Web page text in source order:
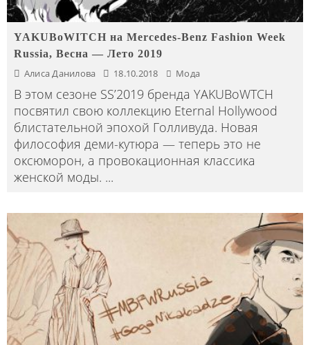
YAKUBoWITCH на Mercedes-Benz Fashion Week
Russia, Весна — Лето 2019
Алиса Данилова 18.10.2018 Мода
В этом сезоне SS’2019 бренда YAKUBoWTCH
посвятил свою коллекцию Eternal Hollywood
блистательной эпохой Голливуда. Новая
философия деми-кутюра — теперь это не
оксюморон, а провокационная классика
женской моды. ...